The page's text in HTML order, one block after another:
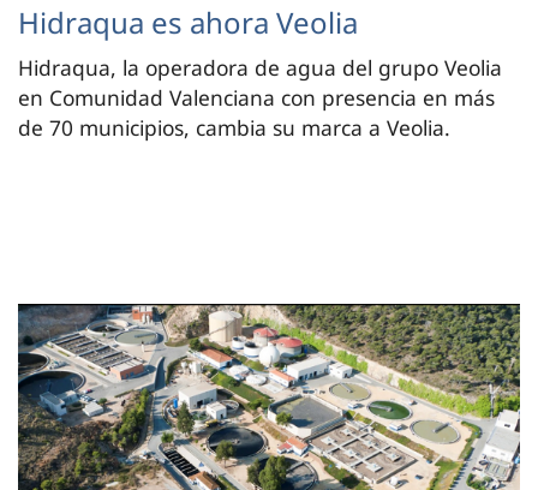
Hidraqua es ahora Veolia
Hidraqua, la operadora de agua del grupo Veolia
en Comunidad Valenciana con presencia en más
de 70 municipios, cambia su marca a Veolia.